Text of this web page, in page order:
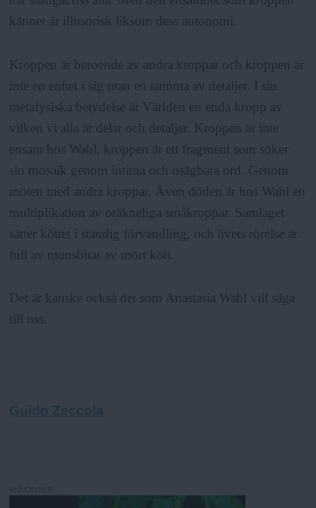
känner är illusorisk liksom dess autonomi.
Kroppen är beroende av andra kroppar och kroppen är
inte en enhet i sig utan en summa av detaljer. I sin
metafysiska betydelse är Världen en enda kropp av
vilken vi alla är delar och detaljer. Kroppen är inte
ensam hos Wahl, kroppen är ett fragment som söker
sin mosaik genom intima och osägbara ord. Genom
möten med andra kroppar. Även döden är hos Wahl en
multiplikation av oräkneliga småkroppar. Samlaget
sätter köttet i ständig förvandling, och livets rörelse är
full av munsbitar av mört kött.
Det är kanske också det som Anastasia Wahl vill säga
till oss.
Guido Zeccola